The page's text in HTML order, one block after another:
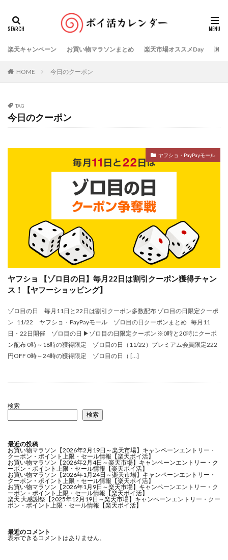
楽天キャンペーン お買い物マラソンまとめ 楽天市場オススメDay 楽天
HOME 今日のクーポン
TAG
今日のクーポン
ヤフショ・PayPayモール
ヤフショ 【ゾロ目の日】毎月22日は割引クーポン獲得チャン
ス！【ヤフーショッピング】
ゾロ目の日 毎月11日と22日は割引クーポン多数配布 ゾロ目の日限定クーポ
ン 11/22 ヤフショ・PayPayモール ゾロ目の日クーポンまとめ 毎月11
日・22日開催 ゾロ目の日 ▶ゾロ目の日限定クーポン ※0時と20時にクーポ
ン配布 0時～18時の獲得限定 ゾロ目の日（11/22）プレミアム会員限定222
円OFF 0時～24時の獲得限定 ゾロ目の日（ […]
検索
検索
最近の投稿
お買い物マラソン【2026年2月19日～楽天市場】キャンペーンエントリー・
クーポン・ポイント上限・セール情報【楽天ポイ活】
お買い物マラソン【2026年2月4日～楽天市場】キャンペーンエントリー・ク
ーポン・ポイント上限・セール情報【楽天ポイ活】
お買い物マラソン【2026年1月24日～楽天市場】キャンペーンエントリー・
クーポン・ポイント上限・セール情報【楽天ポイ活】
お買い物マラソン【2026年1月9日～楽天市場】キャンペーンエントリー・ク
ーポン・ポイント上限・セール情報【楽天ポイ活】
楽天 大感謝祭【2025年12月19日～楽天市場】キャンペーンエントリー・クー
ポン・ポイント上限・セール情報【楽天ポイ活】
最近のコメント
表示できるコメントはありません。